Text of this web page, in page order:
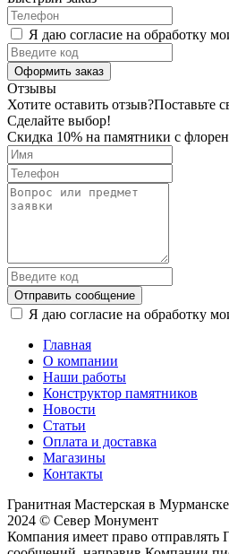
Я даю согласие на обработку
Оформить заказ
Отзывы
Хотите оставить отзыв?Поставьте
Сделайте выбор!
Скидка 10% на памятники с
Отправить сообщение
Я даю согласие на обработку
Главная
О компании
Наши работы
Конструктор памятников
Новости
Статьи
Оплата и доставка
Магазины
Контакты
Гранитная Мастерская в Мурманске
2024 © Север Монумент
Компания имеет право отправлять